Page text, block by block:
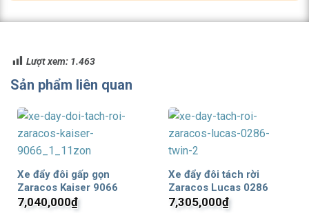
Lượt xem: 1.463
Sản phẩm liên quan
Xe đẩy đôi gấp gọn
Zaracos Kaiser 9066
7,040,000₫
Xe đẩy đôi tách rời
Zaracos Lucas 0286
7,305,000₫